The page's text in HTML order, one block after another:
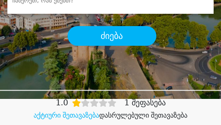
ძიება
შეიძინესასურველი მომსახურება
დიდი დანაზოგით
აქტიური შეთავაზებადასრულებული შეთავაზება
1.0 1 შეფასება